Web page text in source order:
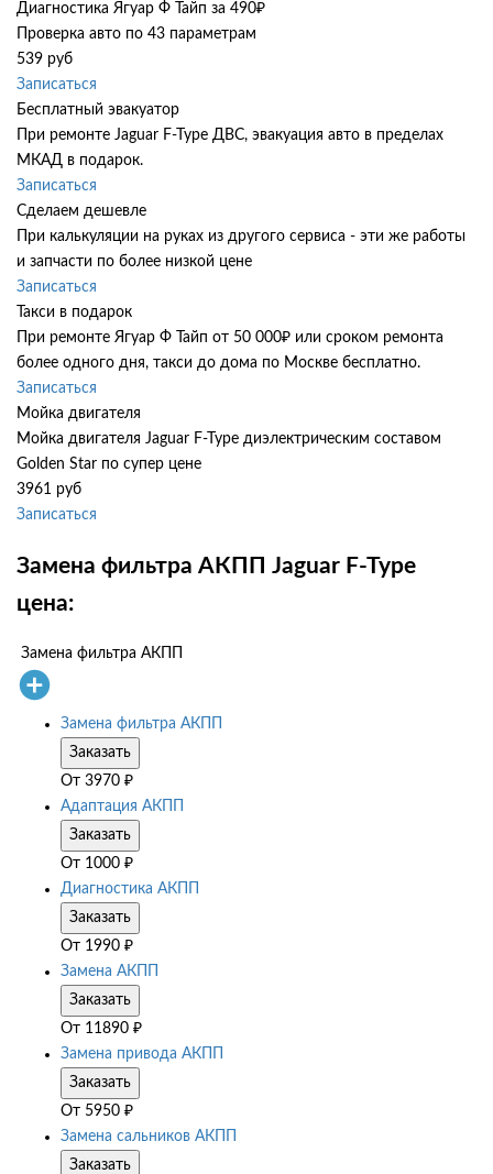
Диагностика Ягуар Ф Тайп за 490₽
Проверка авто по 43 параметрам
539 руб
Записаться
Бесплатный эвакуатор
При ремонте Jaguar F-Type ДВС, эвакуация авто в пределах
МКАД в подарок.
Записаться
Сделаем дешевле
При калькуляции на руках из другого сервиса - эти же работы
и запчасти по более низкой цене
Записаться
Такси в подарок
При ремонте Ягуар Ф Тайп от 50 000₽ или сроком ремонта
более одного дня, такси до дома по Москве бесплатно.
Записаться
Мойка двигателя
Мойка двигателя Jaguar F-Type диэлектрическим составом
Golden Star по супер цене
3961 руб
Записаться
Замена фильтра АКПП Jaguar F-Type
цена:
Замена фильтра АКПП
Замена фильтра АКПП
Заказать
От 3970 ₽
Адаптация АКПП
Заказать
От 1000 ₽
Диагностика АКПП
Заказать
От 1990 ₽
Замена АКПП
Заказать
От 11890 ₽
Замена привода АКПП
Заказать
От 5950 ₽
Замена сальников АКПП
Заказать